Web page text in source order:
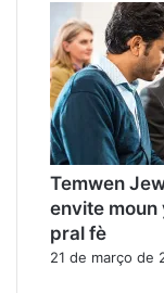
Temwen
envite moun
pral fè
21 de março de